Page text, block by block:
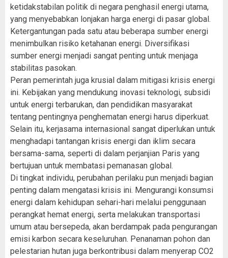
ketidakstabilan politik di negara penghasil energi utama,
yang menyebabkan lonjakan harga energi di pasar global.
Ketergantungan pada satu atau beberapa sumber energi
menimbulkan risiko ketahanan energi. Diversifikasi
sumber energi menjadi sangat penting untuk menjaga
stabilitas pasokan.
Peran pemerintah juga krusial dalam mitigasi krisis energi
ini. Kebijakan yang mendukung inovasi teknologi, subsidi
untuk energi terbarukan, dan pendidikan masyarakat
tentang pentingnya penghematan energi harus diperkuat.
Selain itu, kerjasama internasional sangat diperlukan untuk
menghadapi tantangan krisis energi dan iklim secara
bersama-sama, seperti di dalam perjanjian Paris yang
bertujuan untuk membatasi pemanasan global.
Di tingkat individu, perubahan perilaku pun menjadi bagian
penting dalam mengatasi krisis ini. Mengurangi konsumsi
energi dalam kehidupan sehari-hari melalui penggunaan
perangkat hemat energi, serta melakukan transportasi
umum atau bersepeda, akan berdampak pada pengurangan
emisi karbon secara keseluruhan. Penanaman pohon dan
pelestarian hutan juga berkontribusi dalam menyerap CO2